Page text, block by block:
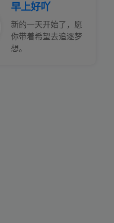
早上好吖
新的一天开始了，愿
你带着希望去追逐梦
想。